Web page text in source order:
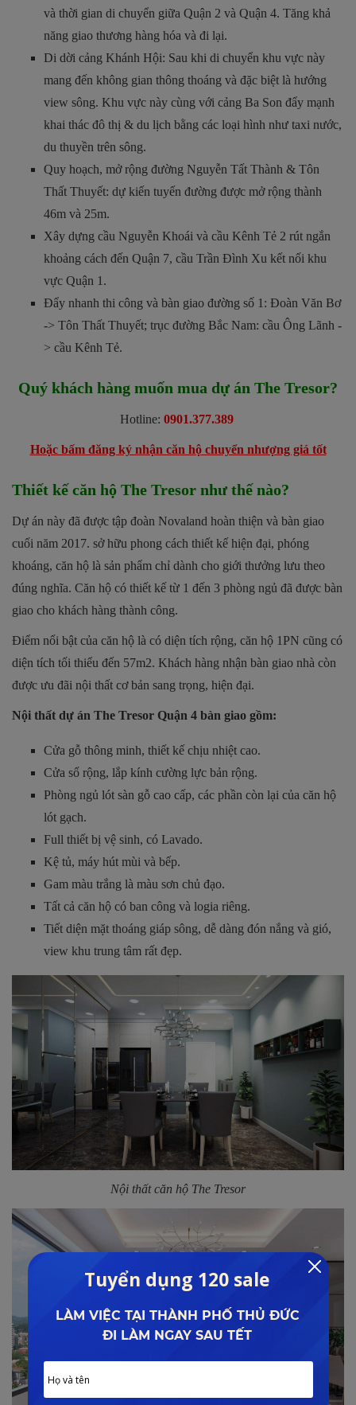
và thời gian di chuyển giữa Quận 2 và Quận 4. Tăng khả
năng giao thương hàng hóa và đi lại.
Di dời cảng Khánh Hội: Sau khi di chuyển khu vực này
mang đến không gian thông thoáng và đặc biệt là hướng
view sông. Khu vực này cùng với cảng Ba Son đẩy mạnh
khai thác đô thị & du lịch bằng các loại hình như taxi nước,
du thuyền trên sông.
Quy hoạch, mở rộng đường Nguyễn Tất Thành & Tôn
Thất Thuyết: dự kiến tuyến đường được mở rộng thành
46m và 25m.
Xây dựng cầu Nguyễn Khoái và cầu Kênh Tẻ 2 rút ngắn
khoảng cách đến Quận 7, cầu Trần Đình Xu kết nối khu
vực Quận 1.
Đẩy nhanh thi công và bàn giao đường số 1: Đoàn Văn Bơ
-> Tôn Thất Thuyết; trục đường Bắc Nam: cầu Ông Lãnh -
> cầu Kênh Tẻ.
Quý khách hàng muốn mua dự án The Tresor?
Hotline: 0901.377.389
Hoặc bấm đăng ký nhận căn hộ chuyển nhượng giá tốt
Thiết kế căn hộ The Tresor như thế nào?
Dự án này đã được tập đoàn Novaland hoàn thiện và bàn giao
cuối năm 2017. sở hữu phong cách thiết kế hiện đại, phóng
khoáng, căn hộ là sản phẩm chỉ dành cho giới thưởng lưu theo
đúng nghĩa. Căn hộ có thiết kế từ 1 đến 3 phòng ngủ đã được bàn
giao cho khách hàng thành công.
Điểm nổi bật của căn hộ là có diện tích rộng, căn hộ 1PN cũng có
diện tích tối thiểu đến 57m2. Khách hàng nhận bàn giao nhà còn
được ưu đãi nội thất cơ bản sang trọng, hiện đại.
Nội thất dự án The Tresor Quận 4 bàn giao gồm:
Cửa gỗ thông minh, thiết kế chịu nhiệt cao.
Cửa sổ rộng, lắp kính cường lực bản rộng.
Phòng ngủ lót sàn gỗ cao cấp, các phần còn lại của căn hộ
lót gạch.
Full thiết bị vệ sinh, có Lavado.
Kệ tủ, máy hút mùi và bếp.
Gam màu trắng là màu sơn chủ đạo.
Tất cả căn hộ có ban công và logia riêng.
Tiết diện mặt thoáng giáp sông, dễ dàng đón nắng và gió,
view khu trung tâm rất đẹp.
Nội thất căn hộ The Tresor